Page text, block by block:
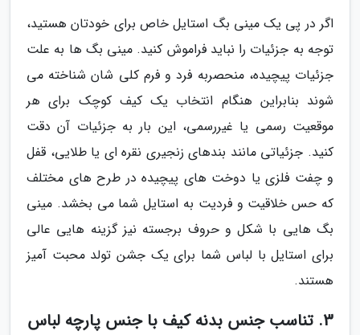
اگر در پی یک مینی بگ استایل خاص برای خودتان هستید،
توجه به جزئیات را نباید فراموش کنید. مینی بگ ها به علت
جزئیات پیچیده، منحصربه فرد و فرم کلی شان شناخته می
شوند بنابراین هنگام انتخاب یک کیف کوچک برای هر
موقعیت رسمی یا غیررسمی، این بار به جزئیات آن دقت
کنید. جزئیاتی مانند بندهای زنجیری نقره ای یا طلایی، قفل
و چفت فلزی یا دوخت های پیچیده در طرح های مختلف
که حس خلاقیت و فردیت به استایل شما می بخشد. مینی
بگ هایی با شکل و حروف برجسته نیز گزینه هایی عالی
برای استایل با لباس شما برای یک جشن تولد محبت آمیز
هستند.
3. تناسب جنس بدنه کیف با جنس پارچه لباس